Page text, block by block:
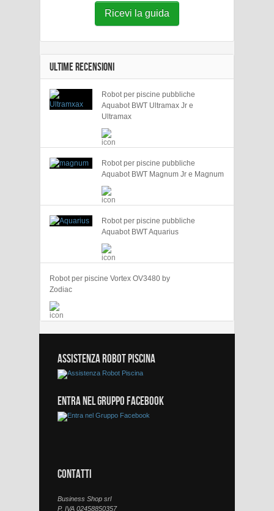
Ricevi la guida
ULTIME RECENSIONI
Robot per piscine pubbliche
Aquabot BWT Ultramax Jr e
Ultramax
Robot per piscine pubbliche
Aquabot BWT Magnum Jr e Magnum
Robot per piscine pubbliche
Aquabot BWT Aquarius
Robot per piscine Vortex OV3480 by
Zodiac
ASSISTENZA ROBOT PISCINA
ENTRA NEL GRUPPO FACEBOOK
CONTATTI
Business Shop srl
P. IVA 02458850357